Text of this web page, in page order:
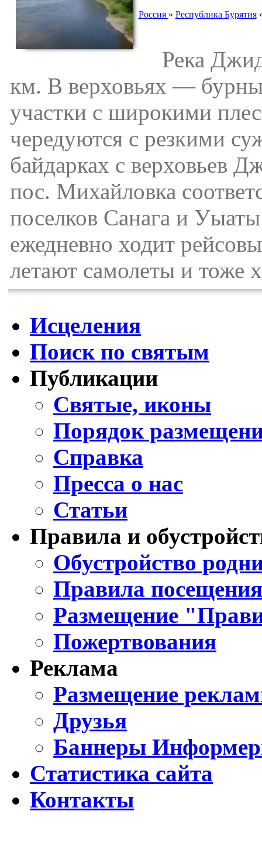
Россия » Республика Бурятия
Река
км. В верховьях —
участки с широкими
чередуются с резкими
байдарках с верховьев
пос. Михайловка
поселков Санага и
ежедневно ходит
летают самолеты и тоже
Исцеления
Поиск по святым
Публикации
Святые, иконы
Порядок
Справка
Пресса о нас
Статьи
Правила и
Обустройство
Правила
Размещение
Пожертвования
Реклама
Размещение
Друзья
Баннеры
Статистика сайта
Контакты